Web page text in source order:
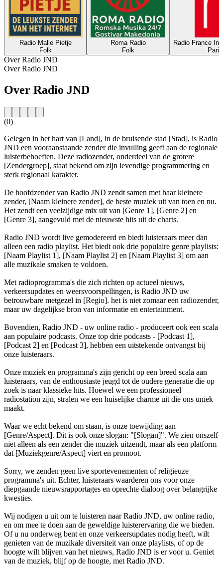
Radio Malle Pietje
Folk
Roma Radio
Folk
Radio France
Over Radio JND
Over Radio JND
Over Radio JND
(0)
Gelegen in het hart van [Land], in de bruisende stad [Stad], is Radio
JND een vooraanstaande zender die invulling geeft aan de regionale
luisterbehoeften. Deze radiozender, onderdeel van de grotere
[Zendergroep], staat bekend om zijn levendige programmering en
sterk regionaal karakter.
De hoofdzender van Radio JND zendt samen met haar kleinere
zender, [Naam kleinere zender], de beste muziek uit van toen en nu.
Het zendt een veelzijdige mix uit van [Genre 1], [Genre 2] en
[Genre 3], aangevuld met de nieuwste hits uit de charts.
Radio JND wordt live gemodereerd en biedt luisteraars meer dan
alleen een radio playlist. Het biedt ook drie populaire genre playlists:
[Naam Playlist 1], [Naam Playlist 2] en [Naam Playlist 3] om aan
alle muzikale smaken te voldoen.
Met radioprogramma's die zich richten op actueel nieuws,
verkeersupdates en weersvoorspellingen, is Radio JND uw
betrouwbare metgezel in [Regio]. het is niet zomaar een radiozender,
maar uw dagelijkse bron van informatie en entertainment.
Bovendien, Radio JND - uw online radio - produceert ook een scala
aan populaire podcasts. Onze top drie podcasts - [Podcast 1],
[Podcast 2] en [Podcast 3], hebben een uitstekende ontvangst bij
onze luisteraars.
Onze muziek en programma's zijn gericht op een breed scala aan
luisteraars, van de enthousiaste jeugd tot de oudere generatie die op
zoek is naar klassieke hits. Hoewel we een professioneel
radiostation zijn, stralen we een huiselijke charme uit die ons uniek
maakt.
Waar we echt bekend om staan, is onze toewijding aan
[Genre/Aspect]. Dit is ook onze slogan: "[Slogan]". We zien onszelf
niet alleen als een zender die muziek uitzendt, maar als een platform
dat [Muziekgenre/Aspect] viert en promoot.
Sorry, we zenden geen live sportevenementen of religieuze
programma's uit. Echter, luisteraars waarderen ons voor onze
diepgaande nieuwsrapportages en oprechte dialoog over belangrijke
kwesties.
Wij nodigen u uit om te luisteren naar Radio JND, uw online radio,
en om mee te doen aan de geweldige luisterervaring die we bieden.
Of u nu onderweg bent en onze verkeersupdates nodig heeft, wilt
genieten van de muzikale diversiteit van onze playlists, of op de
hoogte wilt blijven van het nieuws, Radio JND is er voor u. Geniet
van de muziek, blijf op de hoogte, met Radio JND.